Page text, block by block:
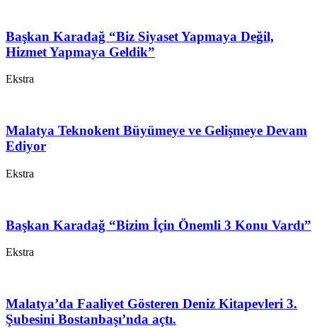
Başkan Karadağ “Biz Siyaset Yapmaya Değil,
Hizmet Yapmaya Geldik”
Ekstra
Malatya Teknokent Büyümeye ve Gelişmeye Devam
Ediyor
Ekstra
Başkan Karadağ “Bizim İçin Önemli 3 Konu Vardı”
Ekstra
Malatya’da Faaliyet Gösteren Deniz Kitapevleri 3.
Şubesini Bostanbaşı’nda açtı.